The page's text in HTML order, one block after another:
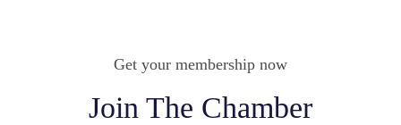
Get your membership now
Join The Chamber